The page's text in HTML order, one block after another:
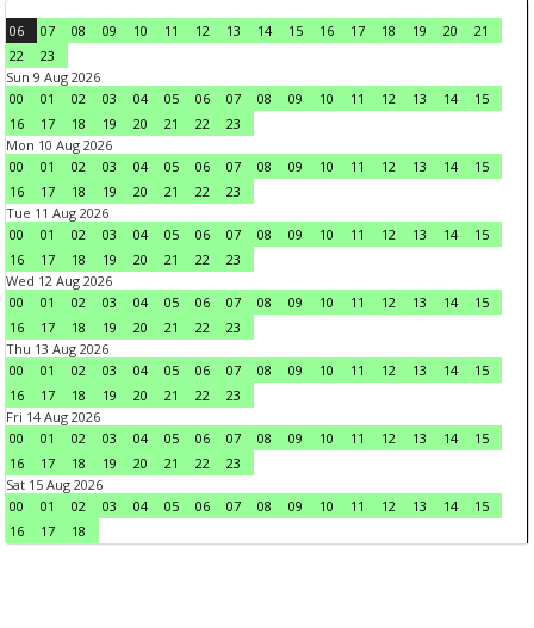
06 07 08 09 10 11 12 13 14 15 16 17 18 19 20
21
22
23
Sun 9 Aug 2026
00
01 02 03 04 05 06 07 08 09 10 11 12 13 14
15
16
17 18 19 20 21 22
23
Mon 10 Aug 2026
00
01 02 03 04 05 06 07 08 09 10 11 12 13 14
15
16
17 18 19 20 21 22
23
Tue 11 Aug 2026
00
01 02 03 04 05 06 07 08 09 10 11 12 13 14
15
16
17 18 19 20 21 22
23
Wed 12 Aug 2026
00
01 02 03 04 05 06 07 08 09 10 11 12 13 14
15
16
17 18 19 20 21 22
23
Thu 13 Aug 2026
00
01 02 03 04 05 06 07 08 09 10 11 12 13 14
15
16
17 18 19 20 21 22
23
Fri 14 Aug 2026
00
01 02 03 04 05 06 07 08 09 10 11 12 13 14
15
16
17 18 19 20 21 22
23
Sat 15 Aug 2026
00
01 02 03 04 05 06 07 08 09 10 11 12 13 14
15
16
17 18